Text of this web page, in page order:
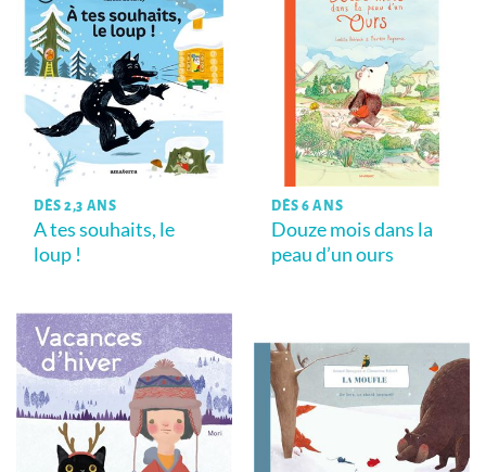
DÈS 2,3 ANS
A tes souhaits, le
loup !
DÈS 6 ANS
Douze mois dans la
peau d’un ours